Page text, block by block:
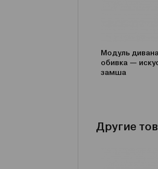
Модуль
обивка —
замша
Другие